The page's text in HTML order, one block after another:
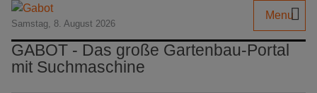
Samstag, 8. August 2026
Menu
GABOT - Das große Gartenbau-Portal
mit Suchmaschine